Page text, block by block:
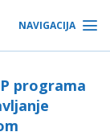
NAVIGACIJA
programa